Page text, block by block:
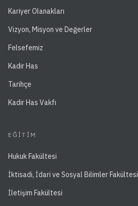
Kariyer Olanakları
Vizyon, Misyon ve Değerler
Felsefemiz
Kadir Has
Tarihçe
Kadir Has Vakfı
EĞITIM
Hukuk Fakültesi
İktisadi, İdari ve Sosyal Bilimler Fakültesi
İletişim Fakültesi